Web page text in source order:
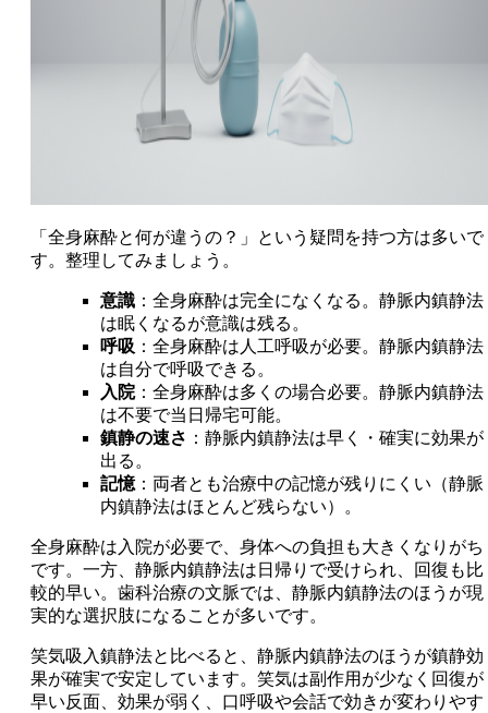
「全身麻酔と何が違うの？」という疑問を持つ方は多いで
す。整理してみましょう。
意識 ：全身麻酔は完全になくなる。静脈内鎮静法
は眠くなるが意識は残る。
呼吸 ：全身麻酔は人工呼吸が必要。静脈内鎮静法
は自分で呼吸できる。
入院：全身麻酔は多くの場合必要。静脈内鎮静法
は不要で当日帰宅可能。
鎮静の速さ ：静脈内鎮静法は早く・確実に効果が
出る。
記憶：両者とも治療中の記憶が残りにくい（静脈
内鎮静法はほとんど残らない）。
全身麻酔は入院が必要で、身体への負担も大きくなりがち
です。一方、静脈内鎮静法は日帰りで受けられ、回復も比
較的早い。歯科治療の文脈では、静脈内鎮静法のほうが現
実的な選択肢になることが多いです。
笑気吸入鎮静法と比べると、静脈内鎮静法のほうが鎮静効
果が確実で安定しています。笑気は副作用が少なく回復が
早い反面、効果が弱く、口呼吸や会話で効きが変わりやす